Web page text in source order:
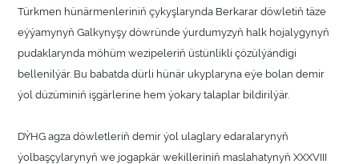
Türkmen hünärmenleriniň çykyşlarynda Berkarar döwletiň täze
eýýamynyň Galkynyşy döwründe ýurdumyzyň halk hojalygynyň
pudaklarynda möhüm wezipeleriň üstünlikli çözülýändigi
bellenilýär. Bu babatda dürli hünär ukyplaryna eýe bolan demir
ýol düzüminiň işgärlerine hem ýokary talaplar bildirilýär.
DÝHG agza döwletleriň demir ýol ulaglary edaralarynyň
ýolbaşçylarynyň we jogapkär wekilleriniň maslahatynyň XXXVIII